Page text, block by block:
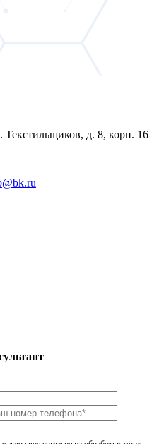
Текстильщиков, д. 8, корп. 16